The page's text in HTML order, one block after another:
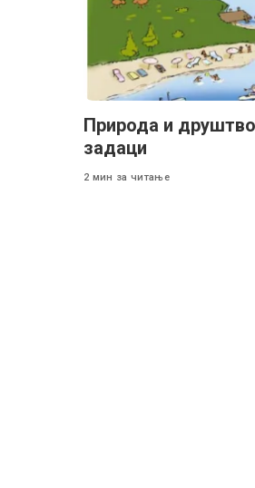
Природа и
задаци
2 мин за читање